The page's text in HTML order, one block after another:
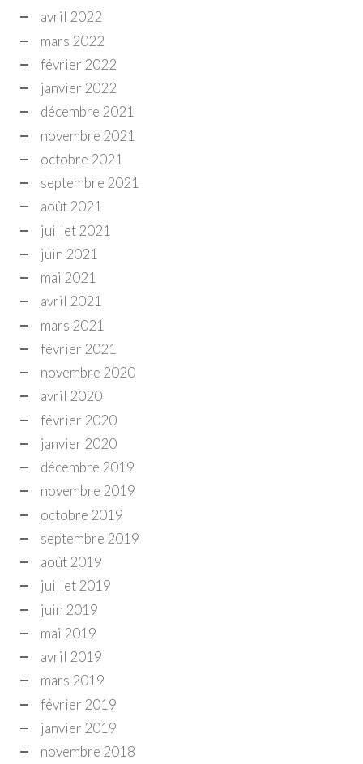
avril 2022
mars 2022
février 2022
janvier 2022
décembre 2021
novembre 2021
octobre 2021
septembre 2021
août 2021
juillet 2021
juin 2021
mai 2021
avril 2021
mars 2021
février 2021
novembre 2020
avril 2020
février 2020
janvier 2020
décembre 2019
novembre 2019
octobre 2019
septembre 2019
août 2019
juillet 2019
juin 2019
mai 2019
avril 2019
mars 2019
février 2019
janvier 2019
novembre 2018